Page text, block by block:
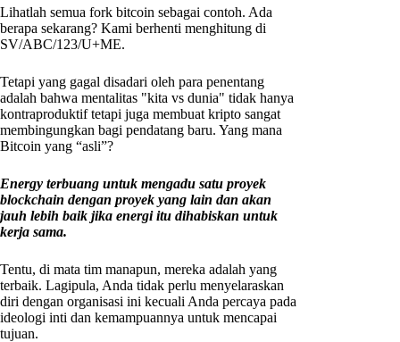
Lihatlah semua fork bitcoin sebagai contoh. Ada
berapa sekarang? Kami berhenti menghitung di
SV/ABC/123/U+ME.
Tetapi yang gagal disadari oleh para penentang
adalah bahwa mentalitas "kita vs dunia" tidak hanya
kontraproduktif tetapi juga membuat kripto sangat
membingungkan bagi pendatang baru. Yang mana
Bitcoin yang “asli”?
Energy terbuang untuk mengadu satu proyek
blockchain dengan proyek yang lain dan akan
jauh lebih baik jika energi itu dihabiskan untuk
kerja sama.
Tentu, di mata tim manapun, mereka adalah yang
terbaik. Lagipula, Anda tidak perlu menyelaraskan
diri dengan organisasi ini kecuali Anda percaya pada
ideologi inti dan kemampuannya untuk mencapai
tujuan.